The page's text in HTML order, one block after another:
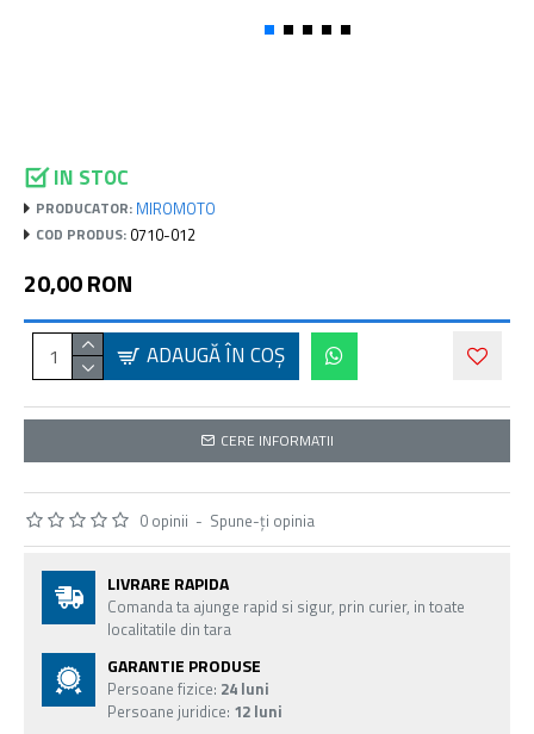
IN STOC
PRODUCATOR: MIROMOTO
COD PRODUS: 0710-012
0 opinii - Spune-ţi opinia
20,00 RON
ADAUGĂ ÎN COŞ
CERE INFORMATII
LIVRARE RAPIDA
Comanda ta ajunge rapid si sigur, prin curier, in toate
localitatile din tara
GARANTIE PRODUSE
Persoane fizice: 24 luni
Persoane juridice: 12 luni